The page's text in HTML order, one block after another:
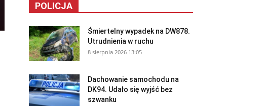
POLICJA
Śmiertelny wypadek na DW878.
Utrudnienia w ruchu
8 sierpnia 2026 13:05
Dachowanie samochodu na
DK94. Udało się wyjść bez
szwanku